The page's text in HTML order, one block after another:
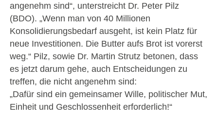
angenehm sind“, unterstreicht Dr. Peter Pilz
(BDO). „Wenn man von 40 Millionen
Konsolidierungsbedarf ausgeht, ist kein Platz für
neue Investitionen. Die Butter aufs Brot ist vorerst
weg.“ Pilz, sowie Dr. Martin Strutz betonen, dass
es jetzt darum gehe, auch Entscheidungen zu
treffen, die nicht angenehm sind:
„Dafür sind ein gemeinsamer Wille, politischer Mut,
Einheit und Geschlossenheit erforderlich!“